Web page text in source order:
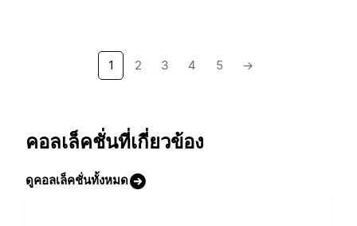
1 2 3 4 5 →
คอลเล็คชั่นที่เกี่ยวข้อง
ดูคอลเล็คชั่นทั้งหมด